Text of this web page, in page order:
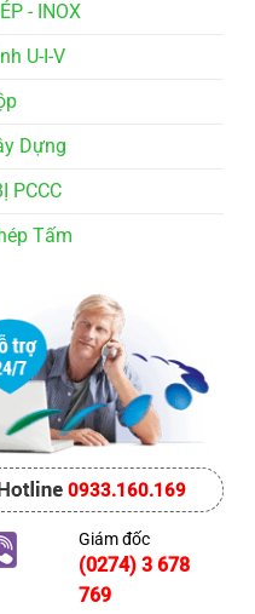
- INOX
U-I-V
Dựng
PCCC
Tấm
0933.160.169
Giám đốc
(0274) 3 678
769